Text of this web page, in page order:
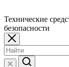
Технические
безопасности